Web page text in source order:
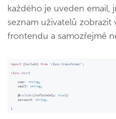
každého je uveden email,
seznam uživatelů zobrazit
frontendu a samozřejmě